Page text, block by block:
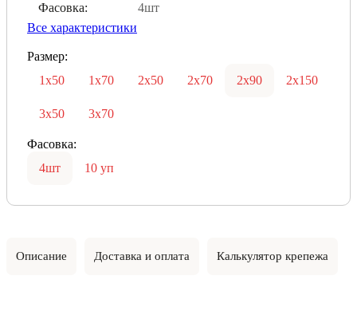
Фасовка:
4шт
Все характеристики
Размер:
1х50
1х70 2х50 2х70 2х90 2х150
3х50 3х70
Фасовка:
4шт
10 уп
Описание Доставка и оплата Калькулятор крепежа